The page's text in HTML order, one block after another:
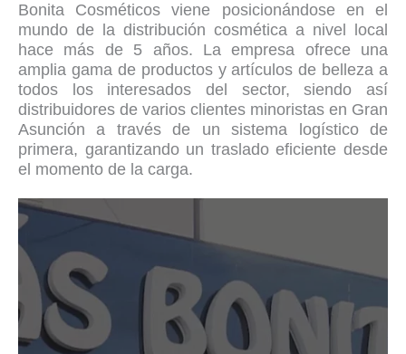
Bonita Cosméticos viene posicionándose en el
mundo de la distribución cosmética a nivel local
hace más de 5 años. La empresa ofrece una
amplia gama de productos y artículos de belleza a
todos los interesados del sector, siendo así
distribuidores de varios clientes minoristas en Gran
Asunción a través de un sistema logístico de
primera, garantizando un traslado eficiente desde
el momento de la carga.